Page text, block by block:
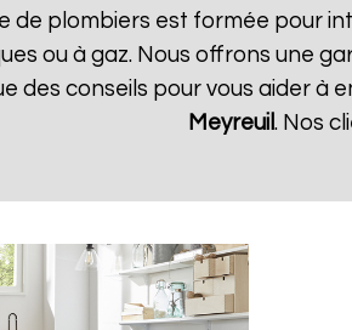
de plombiers est formée pour
ou à gaz. Nous offrons une
des conseils pour vous aider à
Meyreuil . Nos